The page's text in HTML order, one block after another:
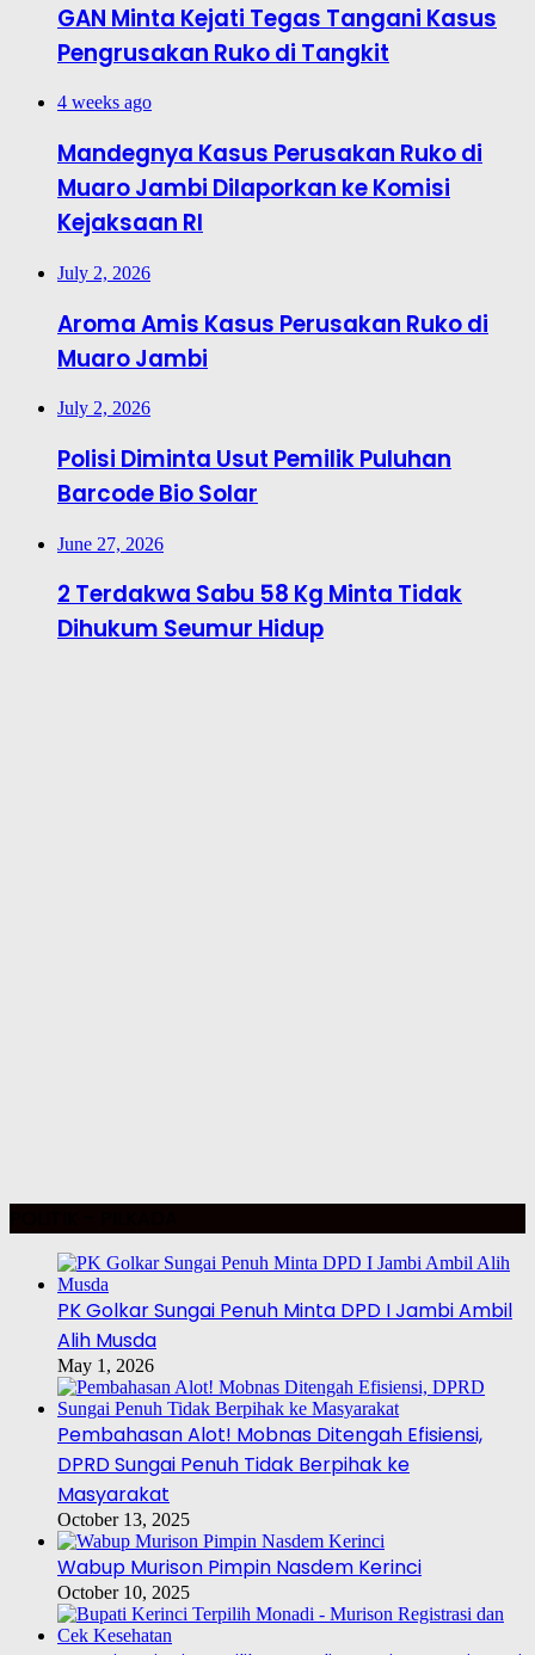
GAN Minta Kejati Tegas Tangani Kasus
Pengrusakan Ruko di Tangkit
4 weeks ago
Mandegnya Kasus Perusakan Ruko di
Muaro Jambi Dilaporkan ke Komisi
Kejaksaan RI
July 2, 2026
Aroma Amis Kasus Perusakan Ruko di
Muaro Jambi
July 2, 2026
Polisi Diminta Usut Pemilik Puluhan
Barcode Bio Solar
June 27, 2026
2 Terdakwa Sabu 58 Kg Minta Tidak
Dihukum Seumur Hidup
PK Golkar Sungai Penuh Minta DPD I Jambi Ambil
Alih Musda
May 1, 2026
Pembahasan Alot! Mobnas Ditengah Efisiensi,
DPRD Sungai Penuh Tidak Berpihak ke
Masyarakat
October 13, 2025
Wabup Murison Pimpin Nasdem Kerinci
October 10, 2025